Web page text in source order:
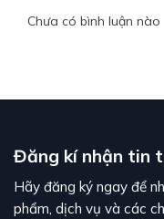
Chưa có bình luận nào
Đăng kí nhận tin
Hãy đăng ký ngay để
phẩm, dịch vụ và các